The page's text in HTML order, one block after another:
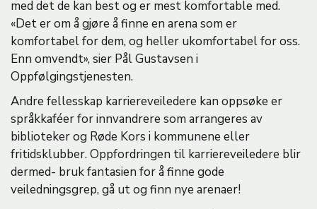
med det de kan best og er mest komfortable med.
«Det er om å gjøre å finne en arena som er
komfortabel for dem, og heller ukomfortabel for oss.
Enn omvendt», sier Pål Gustavsen i
Oppfølgingstjenesten.
Andre fellesskap karriereveiledere kan oppsøke er
språkkaféer for innvandrere som arrangeres av
biblioteker og Røde Kors i kommunene eller
fritidsklubber. Oppfordringen til karriereveiledere blir
dermed- bruk fantasien for å finne gode
veiledningsgrep, gå ut og finn nye arenaer!